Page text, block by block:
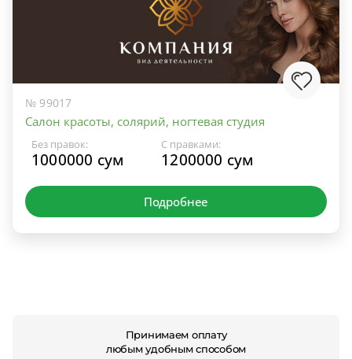
№ 99017
Салон красоты, солярий, ногтевая студия
Без правок:
1000000 сум
С правками:
1200000 сум
Подробнее
Принимаем оплату
любым удобным способом